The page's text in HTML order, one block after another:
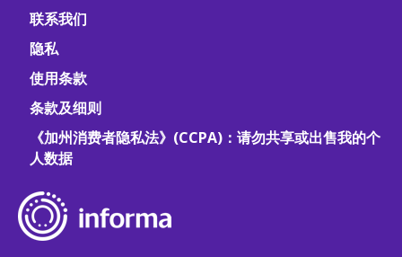
联系我们
隐私
使用条款
条款及细则
《加州消费者隐私法》(CCPA)：请勿共享或出售我的个
人数据